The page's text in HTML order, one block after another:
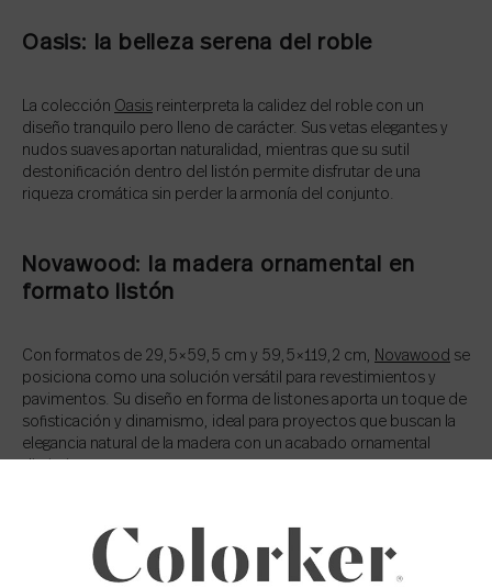
Oasis: la belleza serena del roble
La colección Oasis reinterpreta la calidez del roble con un
diseño tranquilo pero lleno de carácter. Sus vetas elegantes y
nudos suaves aportan naturalidad, mientras que su sutil
destonificación dentro del listón permite disfrutar de una
riqueza cromática sin perder la armonía del conjunto.
Novawood: la madera ornamental en
formato listón
Con formatos de 29,5×59,5 cm y 59,5×119,2 cm, Novawood se
posiciona como una solución versátil para revestimientos y
pavimentos. Su diseño en forma de listones aporta un toque de
sofisticación y dinamismo, ideal para proyectos que buscan la
elegancia natural de la madera con un acabado ornamental
Transforma tus espacios con Colorker